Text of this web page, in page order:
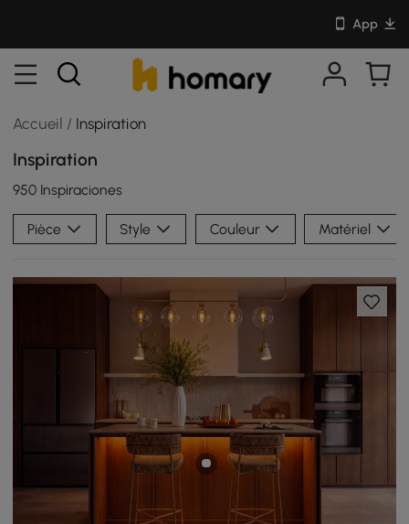
App
Accueil / Inspiration
Inspiration
950 Inspiraciones
Pièce Style Couleur Matériel